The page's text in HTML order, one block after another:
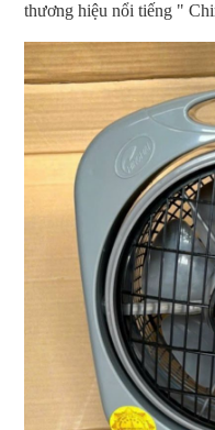
thương hiệu nổi tiếng "